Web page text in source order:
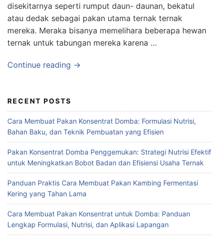
disekitarnya seperti rumput daun- daunan, bekatul
atau dedak sebagai pakan utama ternak ternak
mereka. Meraka bisanya memelihara beberapa hewan
ternak untuk tabungan mereka karena …
Continue reading →
RECENT POSTS
Cara Membuat Pakan Konsentrat Domba: Formulasi Nutrisi,
Bahan Baku, dan Teknik Pembuatan yang Efisien
Pakan Konsentrat Domba Penggemukan: Strategi Nutrisi Efektif
untuk Meningkatkan Bobot Badan dan Efisiensi Usaha Ternak
Panduan Praktis Cara Membuat Pakan Kambing Fermentasi
Kering yang Tahan Lama
Cara Membuat Pakan Konsentrat untuk Domba: Panduan
Lengkap Formulasi, Nutrisi, dan Aplikasi Lapangan